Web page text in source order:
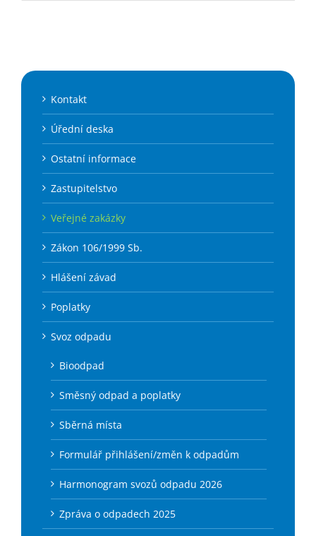
Kontakt
Úřední deska
Ostatní informace
Zastupitelstvo
Veřejné zakázky
Zákon 106/1999 Sb.
Hlášení závad
Poplatky
Svoz odpadu
Bioodpad
Směsný odpad a poplatky
Sběrná místa
Formulář přihlášení/změn k odpadům
Harmonogram svozů odpadu 2026
Zpráva o odpadech 2025